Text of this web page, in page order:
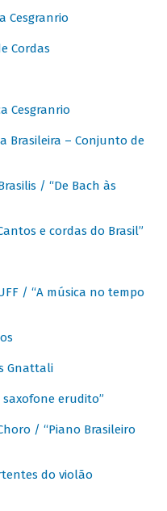
Cesgranrio
Cordas
Cesgranrio
Brasileira – Conjunto de
/ “De Bach às
e cordas do Brasil”
/ “A música no tempo
Gnattali
saxofone erudito”
/ “Piano Brasileiro
do violão